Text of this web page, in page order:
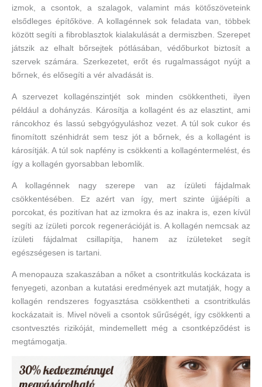
izmok, a csontok, a szalagok, valamint más kötőszöveteink
elsődleges építőköve. A kollagénnek sok feladata van, többek
között segíti a fibroblasztok kialakulását a dermiszben. Szerepet
játszik az elhalt bőrsejtek pótlásában, védőburkot biztosít a
szervek számára. Szerkezetet, erőt és rugalmasságot nyújt a
bőrnek, és elősegíti a vér alvadását is.
A szervezet kollagénszintjét sok minden csökkentheti, ilyen
például a dohányzás. Károsítja a kollagént és az elasztint, ami
ráncokhoz és lassú sebgyógyuláshoz vezet. A túl sok cukor és
finomított szénhidrát sem tesz jót a bőrnek, és a kollagént is
károsítják. A túl sok napfény is csökkenti a kollagéntermelést, és
így a kollagén gyorsabban lebomlik.
A kollagénnek nagy szerepe van az ízületi fájdalmak
csökkentésében. Ez azért van így, mert szinte újjáépíti a
porcokat, és pozitívan hat az izmokra és az inakra is, ezen kívül
segíti az ízületi porcok regenerációját is. A kollagén nemcsak az
ízületi fájdalmat csillapítja, hanem az ízületeket segít
egészségesen is tartani.
A menopauza szakaszában a nőket a csontritkulás kockázata is
fenyegeti, azonban a kutatási eredmények azt mutatják, hogy a
kollagén rendszeres fogyasztása csökkentheti a csontritkulás
kockázatait is. Mivel növeli a csontok sűrűségét, így csökkenti a
csontvesztés rizikóját, mindemellett még a csontképződést is
megtámogatja.